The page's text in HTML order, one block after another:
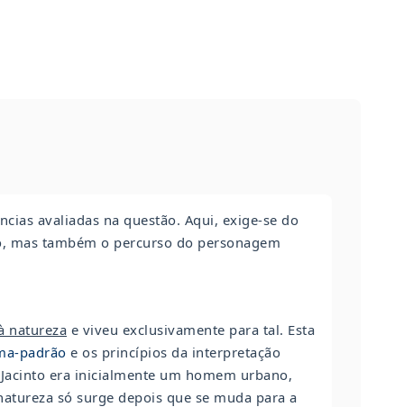
avaliadas na questão. Aqui, exige-se do
mas também o percurso do personagem
natureza e viveu exclusivamente para tal. Esta
padrão e os princípios da interpretação
era inicialmente um homem urbano,
só surge depois que se muda para a